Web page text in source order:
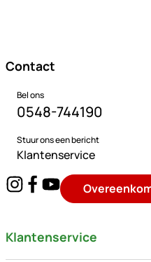
Contact
Bel ons
0548-744190
Stuur ons een bericht
Klantenservice
Klantenservice